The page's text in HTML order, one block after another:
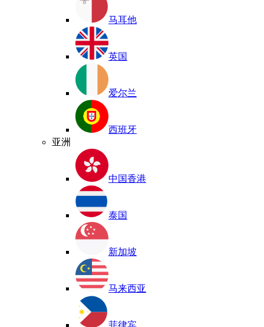
马耳他
英国
爱尔兰
西班牙
亚洲
中国香港
泰国
新加坡
马来西亚